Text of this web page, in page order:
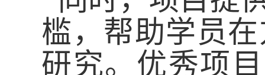
槛，帮助学员
研究。优秀项